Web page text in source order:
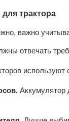
трактора
важно
отвечать
используют
Аккумулятор